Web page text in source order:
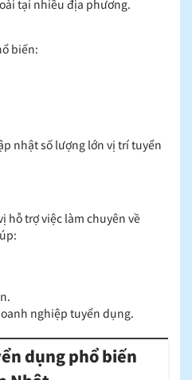
tại nhiều địa phương.
biến:
nhật số lượng lớn vị trí tuyển
hỗ trợ việc làm chuyên về
nghiệp tuyển dụng.
dụng phổ biến